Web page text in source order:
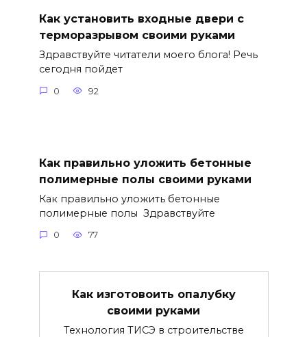
Как установить входные двери с
терморазрывом своими руками
Здравствуйте читатели моего блога! Речь
сегодня пойдет
0 92
Как правильно уложить бетонные
полимерные полы своими руками
Как правильно уложить бетонные
полимерные полы Здравствуйте
0 77
Как изготовоить опалубку
своими руками
Технология ТИСЭ в строительстве